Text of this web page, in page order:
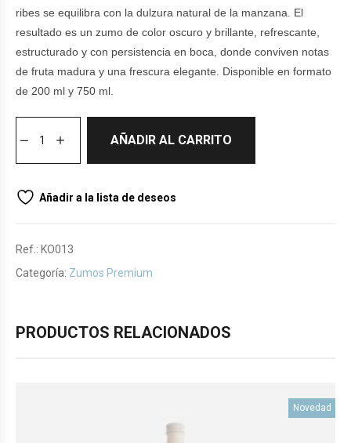
ribes se equilibra con la dulzura natural de la manzana. El
resultado es un zumo de color oscuro y brillante, refrescante,
estructurado y con persistencia en boca, donde conviven notas
de fruta madura y una frescura elegante. Disponible en formato
de 200 ml y 750 ml.
AÑADIR AL CARRITO
Añadir a la lista de deseos
Ref.: KO013
Categoría: Zumos Premium
PRODUCTOS RELACIONADOS
Novedad